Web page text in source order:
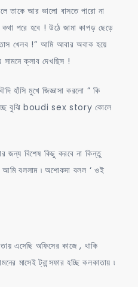
তাকে আর ভালো বাসতে পারো না
পরে হবে ! উঠে জামা কাপড় ছেড়ে
খেলব !” আমি আবার অবাক হয়ে
ক্লাব দেখছিস !
হাঁসি মুখে জিজ্ঞাসা করলো ” কি
বুঝি boudi sex story কোলে
জন্য বিশেষ কিছু করবে না কিন্তু
আমি বললাম ৷ অশোকদা বলল ‘ ওই
এসেছি অফিসের কাজে , থাকি
মাসেই ট্রান্সফার হচ্ছি কলকাতায় ৷